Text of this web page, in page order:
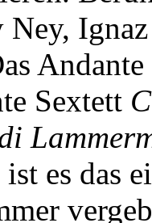
Sextett
es das